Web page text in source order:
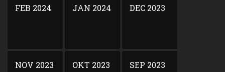
FEB 2024 JAN 2024 DEC 2023
NOV 2023 OKT 2023 SEP 2023